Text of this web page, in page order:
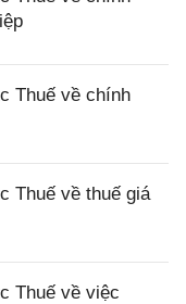
Thuế về chính
Thuế về thuế giá
Thuế về việc